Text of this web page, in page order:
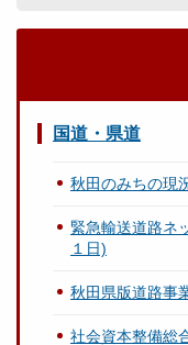
国道・県道
秋田のみちの現
緊急輸送道路ネ
１日)
秋田県版道路事
社会資本整備総